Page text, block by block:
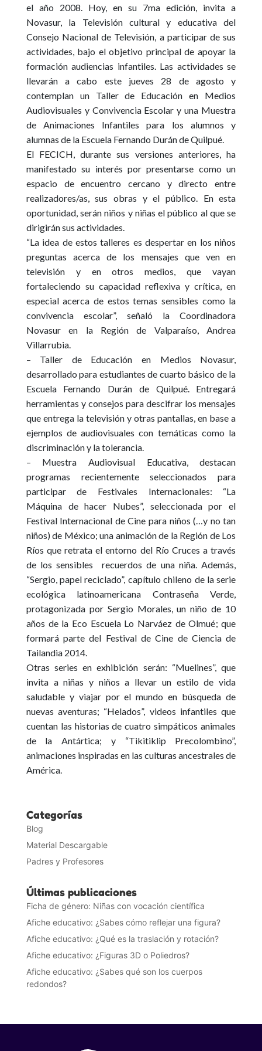
el año 2008. Hoy, en su 7ma edición, invita a
Novasur, la Televisión cultural y educativa del
Consejo Nacional de Televisión, a participar de sus
actividades, bajo el objetivo principal de apoyar la
formación audiencias infantiles. Las actividades se
llevarán a cabo este jueves 28 de agosto y
contemplan un Taller de Educación en Medios
Audiovisuales y Convivencia Escolar y una Muestra
de Animaciones Infantiles para los alumnos y
alumnas de la Escuela Fernando Durán de Quilpué.
El FECICH, durante sus versiones anteriores, ha
manifestado su interés por presentarse como un
espacio de encuentro cercano y directo entre
realizadores/as, sus obras y el público. En esta
oportunidad, serán niños y niñas el público al que se
dirigirán sus actividades.
“La idea de estos talleres es despertar en los niños
preguntas acerca de los mensajes que ven en
televisión y en otros medios, que vayan
fortaleciendo su capacidad reflexiva y crítica, en
especial acerca de estos temas sensibles como la
convivencia escolar”, señaló la Coordinadora
Novasur en la Región de Valparaíso, Andrea
Villarrubia.
– Taller de Educación en Medios Novasur,
desarrollado para estudiantes de cuarto básico de la
Escuela Fernando Durán de Quilpué. Entregará
herramientas y consejos para descifrar los mensajes
que entrega la televisión y otras pantallas, en base a
ejemplos de audiovisuales con temáticas como la
discriminación y la tolerancia.
– Muestra Audiovisual Educativa, destacan
programas recientemente seleccionados para
participar de Festivales Internacionales: “La
Máquina de hacer Nubes”, seleccionada por el
Festival Internacional de Cine para niños (…y no tan
niños) de México; una animación de la Región de Los
Ríos que retrata el entorno del Río Cruces a través
de los sensibles recuerdos de una niña. Además,
“Sergio, papel reciclado”, capítulo chileno de la serie
ecológica latinoamericana Contraseña Verde,
protagonizada por Sergio Morales, un niño de 10
años de la Eco Escuela Lo Narváez de Olmué; que
formará parte del Festival de Cine de Ciencia de
Tailandia 2014.
Otras series en exhibición serán: “Muelines”,que
invita a niñas y niños a llevar un estilo de vida
saludable y viajar por el mundo en búsqueda de
nuevas aventuras; “Helados”, videos infantiles que
cuentan las historias de cuatro simpáticos animales
de la Antártica; y “Tikitiklip Precolombino”,
animaciones inspiradas en las culturas ancestrales de
América.
Categorías
Blog
Material Descargable
Padres y Profesores
Últimas publicaciones
Ficha de género: Niñas con vocación científica
Afiche educativo: ¿Sabes cómo reflejar una figura?
Afiche educativo: ¿Qué es la traslación y rotación?
Afiche educativo: ¿Figuras 3D o Poliedros?
Afiche educativo: ¿Sabes qué son los cuerpos
redondos?